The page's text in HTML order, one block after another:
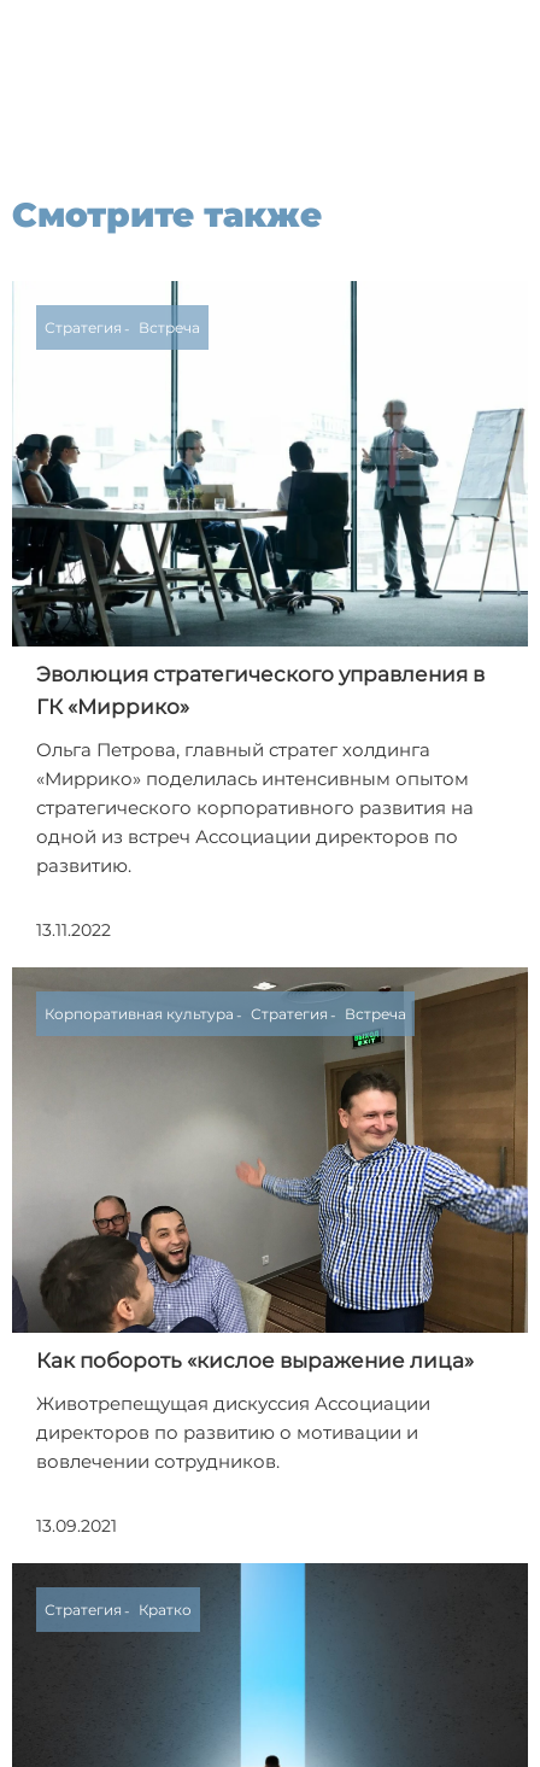
Смотрите также
Стратегия Встреча
Эволюция стратегического управления в
ГК «Миррико»
Ольга Петрова, главный стратег холдинга
«Миррико» поделилась интенсивным опытом
стратегического корпоративного развития на
одной из встреч Ассоциации директоров по
развитию.
13.11.2022
Корпоративная культура Стратегия Встреча
Как побороть «кислое выражение лица»
Животрепещущая дискуссия Ассоциации
директоров по развитию о мотивации и
вовлечении сотрудников.
13.09.2021
Стратегия Кратко